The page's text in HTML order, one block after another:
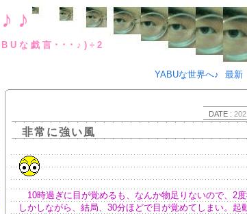
帳♪＋YABUな戯言･･
YABUな世界へ♪
最新
DATE :
非常に強い風
10時過ぎに目が覚めるも、なんか物足りないので、2度
しかしながら、結局、30分ほどで目が覚めてしまい。起